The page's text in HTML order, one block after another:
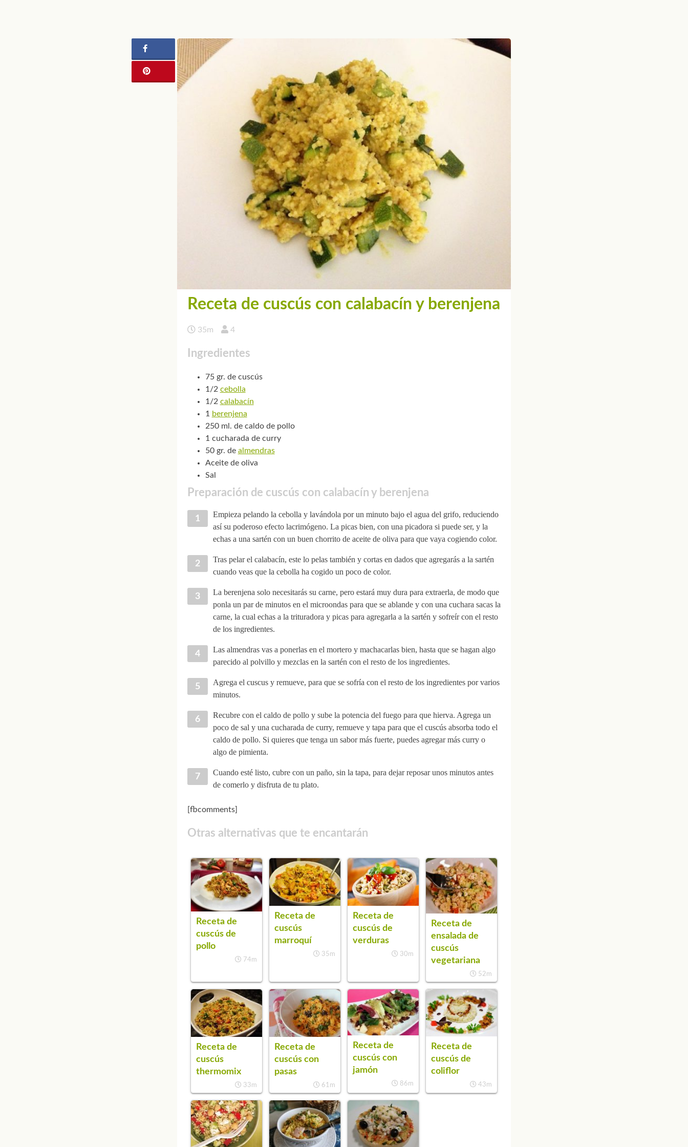
Receta de cuscús con calabacín y berenjena
35m 4
Ingredientes
75 gr. de cuscús
1/2 cebolla
1/2 calabacín
1 berenjena
250 ml. de caldo de pollo
1 cucharada de curry
50 gr. de almendras
Aceite de oliva
Sal
Preparación de cuscús con calabacín y berenjena
Empieza pelando la cebolla y lavándola por un minuto bajo el agua del grifo, reduciendo
así su poderoso efecto lacrimógeno. La picas bien, con una picadora si puede ser, y la
echas a una sartén con un buen chorrito de aceite de oliva para que vaya cogiendo color.
Tras pelar el calabacín, este lo pelas también y cortas en dados que agregarás a la sartén
cuando veas que la cebolla ha cogido un poco de color.
La berenjena solo necesitarás su carne, pero estará muy dura para extraerla, de modo que
ponla un par de minutos en el microondas para que se ablande y con una cuchara sacas la
carne, la cual echas a la trituradora y picas para agregarla a la sartén y sofreír con el resto
de los ingredientes.
Las almendras vas a ponerlas en el mortero y machacarlas bien, hasta que se hagan algo
parecido al polvillo y mezclas en la sartén con el resto de los ingredientes.
Agrega el cuscus y remueve, para que se sofría con el resto de los ingredientes por varios
minutos.
Recubre con el caldo de pollo y sube la potencia del fuego para que hierva. Agrega un
poco de sal y una cucharada de curry, remueve y tapa para que el cuscús absorba todo el
caldo de pollo. Si quieres que tenga un sabor más fuerte, puedes agregar más curry o
algo de pimienta.
Cuando esté listo, cubre con un paño, sin la tapa, para dejar reposar unos minutos antes
de comerlo y disfruta de tu plato.
[fbcomments]
Otras alternativas que te encantarán
Receta de
cuscús de
pollo
74m
Receta de
cuscús
marroquí
35m
Receta de
cuscús de
verduras
30m
Receta de
ensalada de
cuscús
vegetariana
52m
Receta de
cuscús
thermomix
33m
Receta de
cuscús con
pasas
61m
Receta de
cuscús con
jamón
86m
Receta de
cuscús de
coliflor
43m